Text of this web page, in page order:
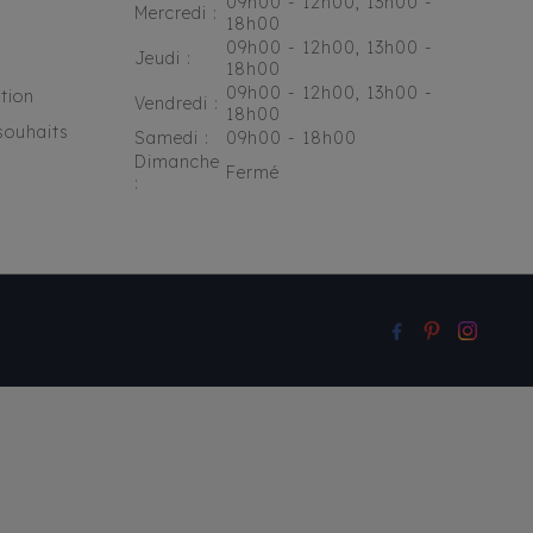
Mercredi :
18h00
Jeudi :
09h00 - 12h00, 13h00 -
18h00
Vendredi : 09h00 - 12h00, 13h00 -
18h00
Samedi :
09h00 - 18h00
Dimanche
:
Fermé